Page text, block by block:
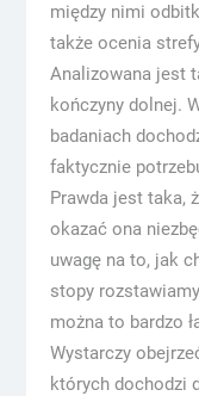
między nimi
także ocenia
Analizowana jest
kończyny dolnej.
badaniach
faktycznie
Prawda jest taka,
okazać ona
uwagę na to, jak
stopy
można to bardzo
Wystarczy
których dochodzi